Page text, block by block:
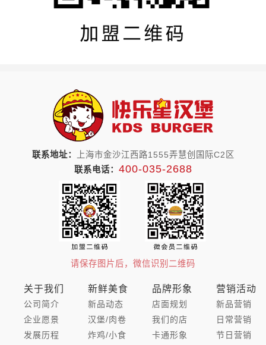
联系地址：
上海市金沙江西路1555弄慧创国际C2区
联系电话： 400-035-2688
请保存图片后，微信识别二维码
关于我们
公司简介
企业愿景
发展历程
新鲜美食
新品动态
汉堡/肉卷
炸鸡/小食
品牌形象
店面规划
我们的店
卡通形象
营销活动
新品营销
日常营销
节日营销